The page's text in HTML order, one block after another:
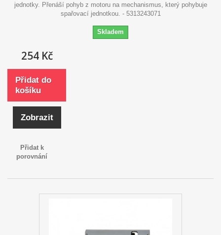
jednotky. Přenáší pohyb z motoru na mechanismus, který pohybuje
spařovací jednotkou. - 5313243071
Skladem
254 Kč
Přidat do
košíku
Zobrazit
Přidat k
porovnání